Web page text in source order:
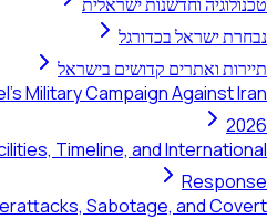
Operation Roaring
Iran Nuclear
Israel-Iran Shadow